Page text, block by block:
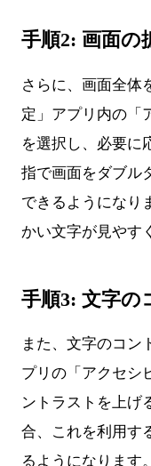
手順2: 画面の
さらに、画面全体
定」アプリ内の「
を選択し、必要に
指で画面をダブル
できるようになり
かい文字が見やす
手順3: 文字の
また、文字のコン
プリの「アクセシ
ントラストを上げ
合、これを利用す
るようになります